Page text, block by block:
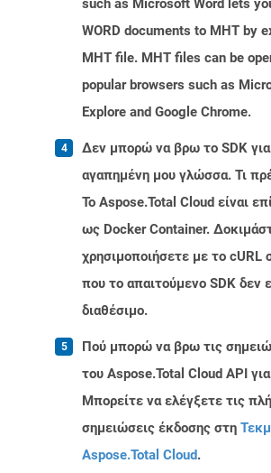
such as Microsoft Word lets
WORD documents to MHT by
MHT file. MHT files can be
popular browsers such as
Explore and Google Chrome.
Δεν μπορώ να βρω το SDK
αγαπημένη μου γλώσσα. Τι
Το Aspose.Total Cloud είναι
ως Docker Container.
χρησιμοποιήσετε με το cURL
που το απαιτούμενο SDK δεν
διαθέσιμο.
Πού μπορώ να βρω τις
του Aspose.Total Cloud API
Μπορείτε να ελέγξετε τις
σημειώσεις έκδοσης στη
Aspose.Total Cloud.